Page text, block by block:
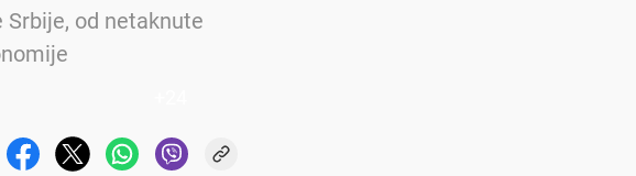
od netaknute